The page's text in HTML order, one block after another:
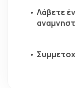
Λάβετε